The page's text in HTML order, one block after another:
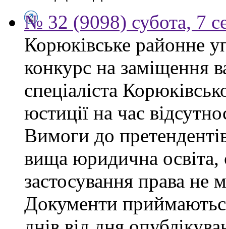
№ 32 (9098) субота, 7
Корюківське районне
конкурс на заміщення
спеціаліста
юстиції на час
Вимоги до
вища юридична освіта,
застосування права не
Документи